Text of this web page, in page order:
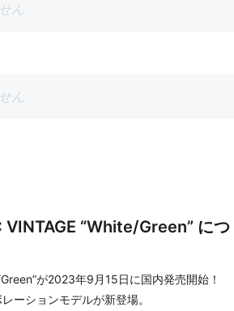
ん
ん
“White/Green” につ
が2023年9月15日に国内発売開始！
ーションモデルが新登場。